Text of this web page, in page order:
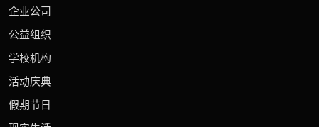
企业公司
公益组织
学校机构
活动庆典
假期节日